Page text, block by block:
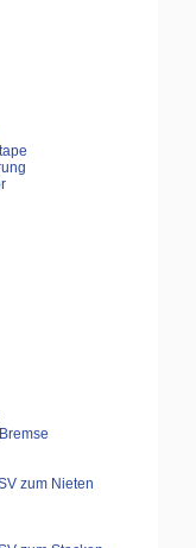
zum Nieten